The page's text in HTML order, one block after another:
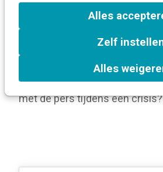
Alles
Zelf
Alles
Natuurrampen, conflicten,
kwaad opzet, geweld op de
Wanneer spreek je van een
je voor op een crisis? Wat zijn
don'ts bij crisiscommunicatie?
met de pers tijdens een